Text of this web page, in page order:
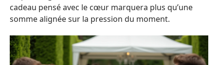
cadeau pensé avec le cœur marquera plus qu’une
somme alignée sur la pression du moment.